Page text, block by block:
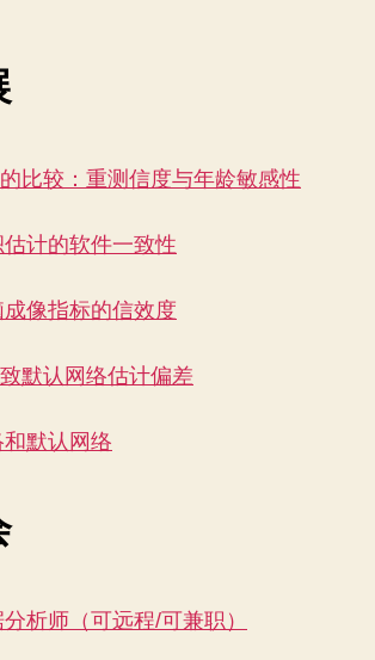
比较：重测信度与年龄敏感性
计的软件一致性
像指标的信效度
默认网络估计偏差
默认网络
析师（可远程/可兼职）